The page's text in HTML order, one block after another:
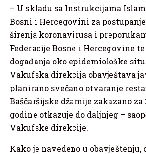
– U skladu sa Instrukcijama
Bosni i Hercegovini za
širenja koronavirusa i
Federacije Bosne i Hercegovine
događanja oko epidemiološke
Vakufska direkcija obavještava
planirano svečano otvaranje
Baščaršijske džamije zakazano za
godine otkazuje do daljnjeg –
Vakufske direkcije.
Kako je navedeno u obavještenju,